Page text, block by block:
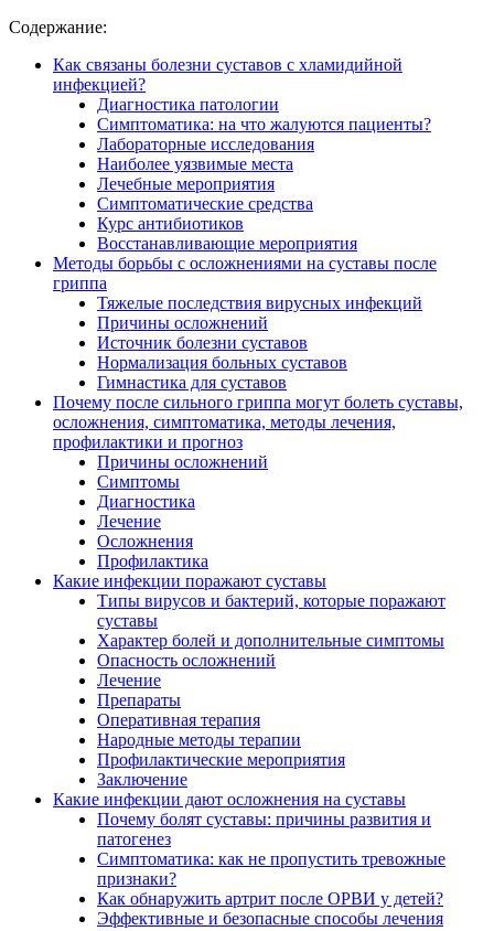
Содержание:
Как связаны болезни суставов с хламидийной
инфекцией?
Диагностика патологии
Симптоматика: на что жалуются пациенты?
Лабораторные исследования
Наиболее уязвимые места
Лечебные мероприятия
Симптоматические средства
Курс антибиотиков
Восстанавливающие мероприятия
Методы борьбы с осложнениями на суставы после
гриппа
Тяжелые последствия вирусных инфекций
Причины осложнений
Источник болезни суставов
Нормализация больных суставов
Гимнастика для суставов
Почему после сильного гриппа могут болеть суставы,
осложнения, симптоматика, методы лечения,
профилактики и прогноз
Причины осложнений
Симптомы
Диагностика
Лечение
Осложнения
Профилактика
Какие инфекции поражают суставы
Типы вирусов и бактерий, которые поражают
суставы
Характер болей и дополнительные симптомы
Опасность осложнений
Лечение
Препараты
Оперативная терапия
Народные методы терапии
Профилактические мероприятия
Заключение
Какие инфекции дают осложнения на суставы
Почему болят суставы: причины развития и
патогенез
Симптоматика: как не пропустить тревожные
признаки?
Как обнаружить артрит после ОРВИ у детей?
Эффективные и безопасные способы лечения